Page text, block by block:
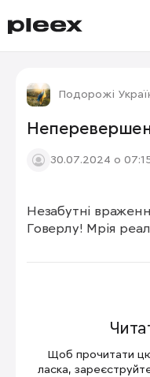
Подорожі
30.07.2024 о
Незабутні
Говерлу! Мрія
Щоб прочитати
ласка,